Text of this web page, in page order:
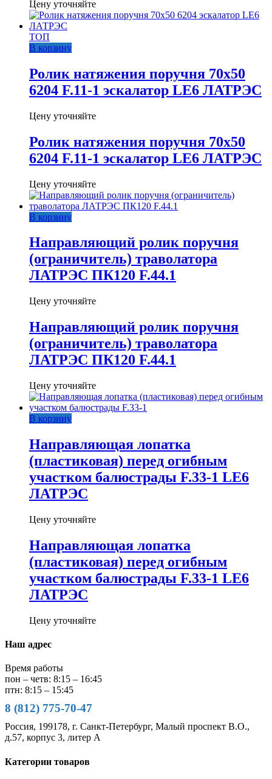
Цену уточняйте
ТОП
В корзину
Ролик натяжения поручня 70х50
6204 F.11-1 эскалатор LE6 ЛАТРЭС
Цену уточняйте
Ролик натяжения поручня 70х50
6204 F.11-1 эскалатор LE6 ЛАТРЭС
Цену уточняйте
В корзину
Направляющий ролик поручня
(ограничитель) траволатора
ЛАТРЭС ПК120 F.44.1
Цену уточняйте
Направляющий ролик поручня
(ограничитель) траволатора
ЛАТРЭС ПК120 F.44.1
Цену уточняйте
В корзину
Направляющая лопатка
(пластиковая) перед огибным
участком балюстрады F.33-1 LE6
ЛАТРЭС
Цену уточняйте
Направляющая лопатка
(пластиковая) перед огибным
участком балюстрады F.33-1 LE6
ЛАТРЭС
Цену уточняйте
Наш адрес
Время работы
пон – четв: 8:15 – 16:45
птн: 8:15 – 15:45
8 (812) 775-70-47
Россия, 199178, г. Санкт-Петербург, Малый проспект В.О.,
д.57, корпус 3, литер А
Категории товаров